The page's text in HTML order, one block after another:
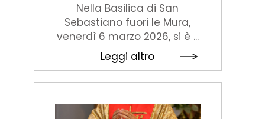
Nella Basilica di San
Sebastiano fuori le Mura,
venerdì 6 marzo 2026, si è ...
Leggi altro